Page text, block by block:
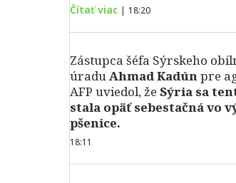
Čítať viac | 18:20
Zástupca šéfa Sýrskeho
úraduAhmad Kadúnpre
AFP uviedol, že Sýria sa
stala opäť sebestačná vo
pšenice.
18:11